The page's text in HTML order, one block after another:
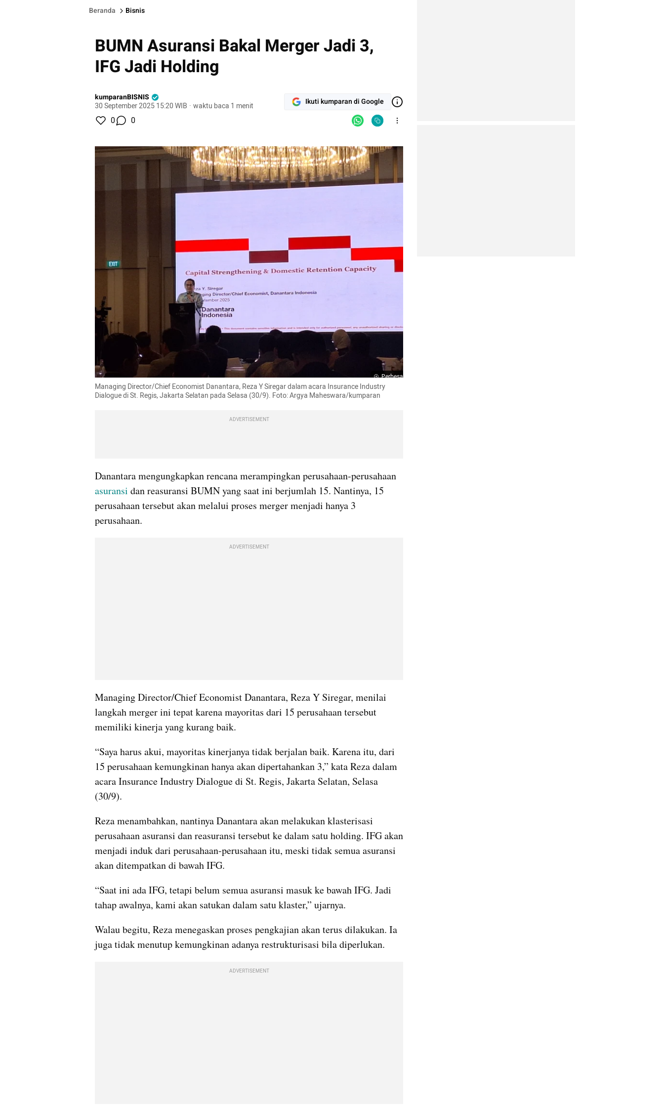
Beranda Bisnis
BUMN Asuransi Bakal Merger Jadi 3,
IFG Jadi Holding
kumparanBISNIS
30 September 2025 15:20 WIB · waktu baca 1 menit Ikuti kumparan di Google
0 0
Perbesar
Managing Director/Chief Economist Danantara, Reza Y Siregar dalam acara Insurance Industry
Dialogue di St. Regis, Jakarta Selatan pada Selasa (30/9). Foto: Argya Maheswara/kumparan
ADVERTISEMENT
asuransi dan reasuransi BUMN yang saat ini berjumlah 15. Nantinya, 15
perusahaan tersebut akan melalui proses merger menjadi hanya 3
perusahaan.
ADVERTISEMENT
Managing Director/Chief Economist Danantara, Reza Y Siregar, menilai
langkah merger ini tepat karena mayoritas dari 15 perusahaan tersebut
memiliki kinerja yang kurang baik.
“Saya harus akui, mayoritas kinerjanya tidak berjalan baik. Karena itu, dari
15 perusahaan kemungkinan hanya akan dipertahankan 3,” kata Reza dalam
acara Insurance Industry Dialogue di St. Regis, Jakarta Selatan, Selasa
(30/9).
Reza menambahkan, nantinya Danantara akan melakukan klasterisasi
perusahaan asuransi dan reasuransi tersebut ke dalam satu holding. IFG akan
menjadi induk dari perusahaan-perusahaan itu, meski tidak semua asuransi
akan ditempatkan di bawah IFG.
“Saat ini ada IFG, tetapi belum semua asuransi masuk ke bawah IFG. Jadi
tahap awalnya, kami akan satukan dalam satu klaster,” ujarnya.
Walau begitu, Reza menegaskan proses pengkajian akan terus dilakukan. Ia
juga tidak menutup kemungkinan adanya restrukturisasi bila diperlukan.
ADVERTISEMENT